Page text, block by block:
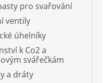
pro svařování
ventily
úhelníky
k Co2 a
svářečkám
a dráty